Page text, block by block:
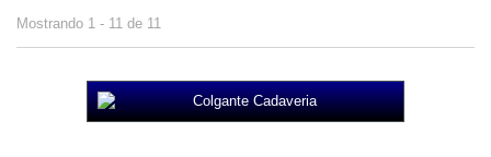
Mostrando 1 - 11 de 11